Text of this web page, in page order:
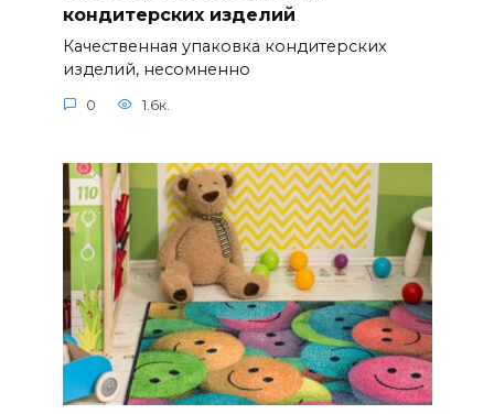
кондитерских изделий
Качественная упаковка кондитерских
изделий, несомненно
0 1.6к.